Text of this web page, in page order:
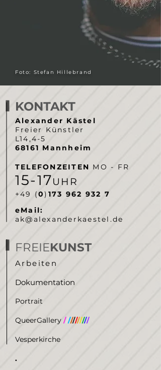
Foto: Stefan Hillebrand
KONTAKT
Alexander Kästel
Freier Künstler
L14,4-5
68161 Mannheim
TELEFONZEITEN MO - FR
15-17UHR
‭+49 (0) 173 962 932 7‬
eMail:
ak@alexanderkaestel.de
FREIEKUNST
Arbeiten
Dokumentation
Portrait
QueerGallery ///////////
Vesperkirche
.